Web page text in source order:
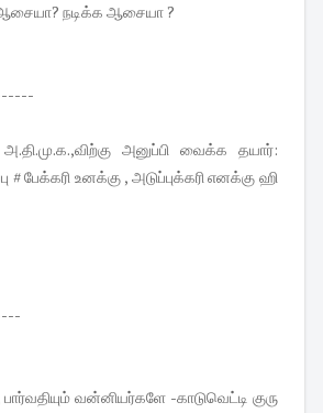
நடிக்க ஆசையா ?
அனுப்பி வைக்க தயார்:
# பேக்கரி உனக்கு , அடுப்புக்கரி எனக்கு ஹி
வன்னியர்களே -காடுவெட்டி குரு